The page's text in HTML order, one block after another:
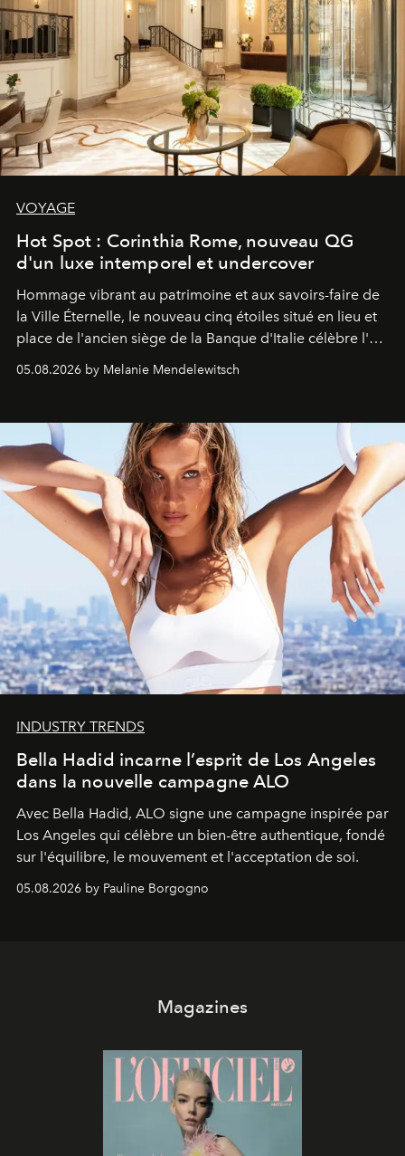
VOYAGE
Hot Spot : Corinthia Rome, nouveau QG
d'un luxe intemporel et undercover
Hommage vibrant au patrimoine et aux savoirs-faire de
la Ville Éternelle, le nouveau cinq étoiles situé en lieu et
place de l'ancien siège de la Banque d'Italie célèbre l'art
de vivre Romain dans toute son élégance intemporelle.
05.08.2026 by Melanie Mendelewitsch
INDUSTRY TRENDS
Bella Hadid incarne l’esprit de Los Angeles
dans la nouvelle campagne ALO
Avec Bella Hadid, ALO signe une campagne inspirée par
Los Angeles qui célèbre un bien-être authentique, fondé
sur l'équilibre, le mouvement et l'acceptation de soi.
05.08.2026 by Pauline Borgogno
Magazines